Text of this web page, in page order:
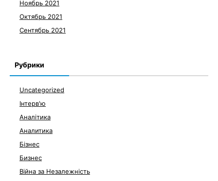
Ноябрь 2021
Октябрь 2021
Сентябрь 2021
Рубрики
Uncategorized
Інтерв'ю
Аналітика
Аналитика
Бізнес
Бизнес
Війна за Незалежність